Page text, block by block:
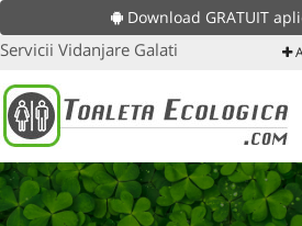
Download GRATUIT
Servicii Vidanjare Galati